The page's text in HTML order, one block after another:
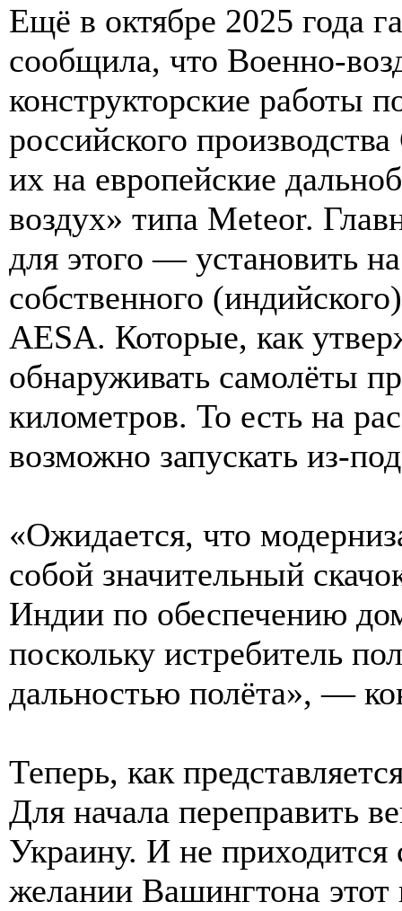
Ещё в октябре 2025 года
сообщила, что Военно-
конструкторские работы
российского
их на европейские
воздух» типа Meteor.
для этого — установить
собственного
AESA. Которые, как
обнаруживать самолёты
километров. То есть на
возможно запускать из-
«Ожидается, что
собой значительный
Индии по обеспечению
поскольку истребитель
дальностью полёта», —
Теперь, как
Для начала переправить
Украину. И не
желании Вашингтона этот